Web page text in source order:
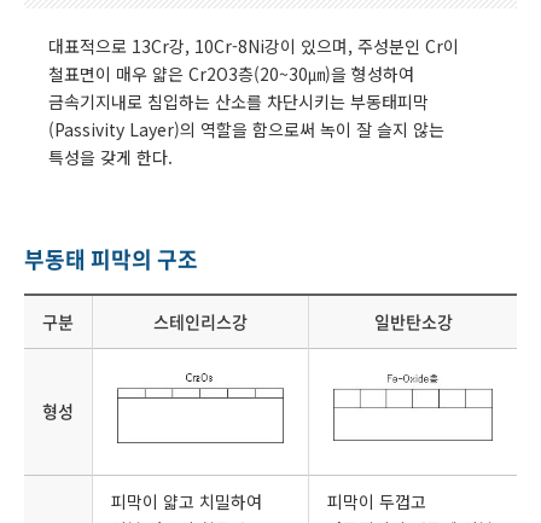
대표적으로 13Cr강, 10Cr-8Ni강이 있으며, 주성분인 Cr이
철표면이 매우 얇은 Cr2O3층(20~30㎛)을 형성하여
금속기지내로 침입하는 산소를 차단시키는 부동태피막
(Passivity Layer)의 역할을 함으로써 녹이 잘 슬지 않는
특성을 갖게 한다.
부동태 피막의 구조
구분 스테인리스강 일반탄소강
형성
피막이 얇고 치밀하여
피막이 두껍고